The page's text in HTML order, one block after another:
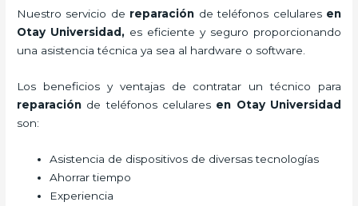
Nuestro servicio de reparación de teléfonos celularesen
Otay Universidad, es eficiente y seguro proporcionando
una asistencia técnica ya sea al hardware o software.
Los beneficios y ventajas de contratar un técnico para
reparación de teléfonos celulares en Otay Universidad
son:
Asistencia de dispositivos de diversas tecnologías
Ahorrar tiempo
Experiencia